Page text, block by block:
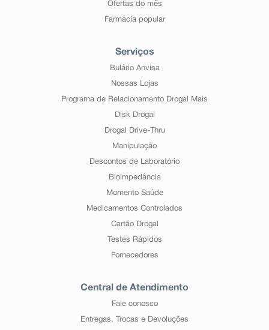
Ofertas do mês
Farmácia popular
Serviços
Bulário Anvisa
Nossas Lojas
Programa de Relacionamento Drogal Mais
Disk Drogal
Drogal Drive-Thru
Manipulação
Descontos de Laboratório
Bioimpedância
Momento Saúde
Medicamentos Controlados
Cartão Drogal
Testes Rápidos
Fornecedores
Central de Atendimento
Fale conosco
Entregas, Trocas e Devoluções